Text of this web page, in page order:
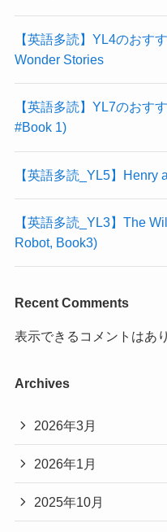
【英語多読】YL4のお
Wonder Stories
【英語多読】YL7のお
#Book 1)
【英語多読_YL5】Henry
【英語多読_YL3】The
Robot, Book3)
Recent Comments
表示できるコメントはあ
Archives
2026年3月
2026年1月
2025年10月